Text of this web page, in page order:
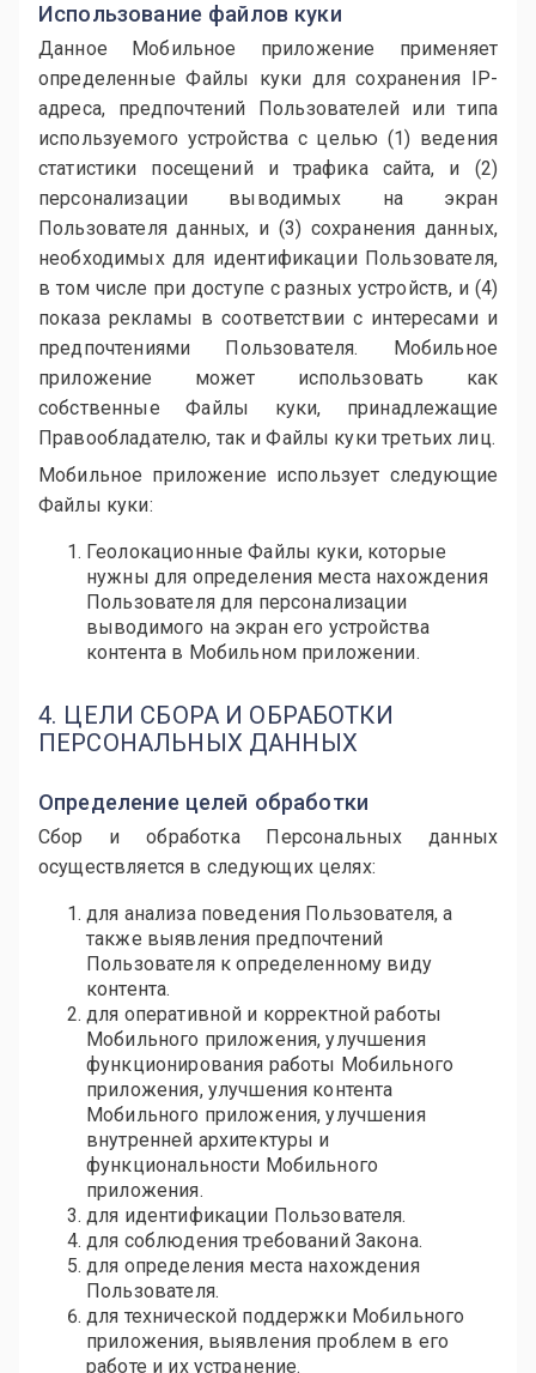
Использование файлов куки
Данное Мобильное приложение применяет
определенные Файлы куки для сохранения IP-
адреса, предпочтений Пользователей или типа
используемого устройства с целью (1) ведения
статистики посещений и трафика сайта, и (2)
персонализации выводимых на экран
Пользователя данных, и (3) сохранения данных,
необходимых для идентификации Пользователя,
в том числе при доступе с разных устройств, и (4)
показа рекламы в соответствии с интересами и
предпочтениями Пользователя. Мобильное
приложение может использовать как
собственные Файлы куки, принадлежащие
Правообладателю, так и Файлы куки третьих лиц.
Мобильное приложение использует следующие
Файлы куки:
Геолокационные Файлы куки, которые
нужны для определения места нахождения
Пользователя для персонализации
выводимого на экран его устройства
контента в Мобильном приложении.
4. ЦЕЛИ СБОРА И ОБРАБОТКИ
ПЕРСОНАЛЬНЫХ ДАННЫХ
Определение целей обработки
Сбор и обработка Персональных данных
осуществляется в следующих целях:
для анализа поведения Пользователя, а
также выявления предпочтений
Пользователя к определенному виду
контента.
для оперативной и корректной работы
Мобильного приложения, улучшения
функционирования работы Мобильного
приложения, улучшения контента
Мобильного приложения, улучшения
внутренней архитектуры и
функциональности Мобильного
приложения.
для идентификации Пользователя.
для соблюдения требований Закона.
для определения места нахождения
Пользователя.
для технической поддержки Мобильного
приложения, выявления проблем в его
работе и их устранение.